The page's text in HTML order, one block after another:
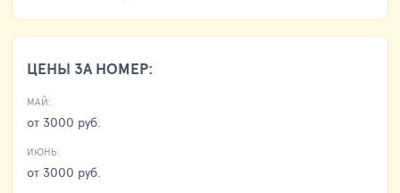
ЦЕНЫ ЗА НОМЕР:
МАЙ:
от 3000 руб.
ИЮНЬ:
от 3000 руб.